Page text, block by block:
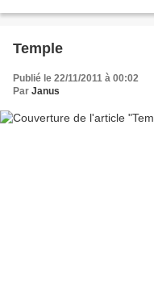
Temple
Publié le 22/11/2011 à 00:02
Par Janus